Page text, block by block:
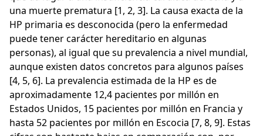
una muerte prematura [1, 2, 3]. La causa exacta de la
HP primaria es desconocida (pero la enfermedad
puede tener carácter hereditario en algunas
personas), al igual que su prevalencia a nivel mundial,
aunque existen datos concretos para algunos países
[4, 5, 6]. La prevalencia estimada de la HP es de
aproximadamente 12,4 pacientes por millón en
Estados Unidos, 15 pacientes por millón en Francia y
hasta 52 pacientes por millón en Escocia [7, 8, 9]. Estas